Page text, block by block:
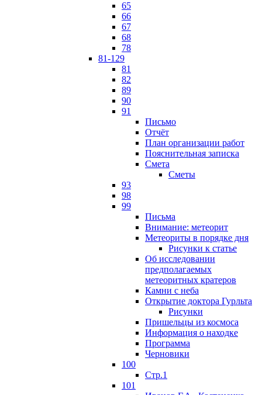
65
66
67
68
78
81-129
81
82
89
90
91
Письмо
Отчёт
План организации работ
Пояснительная записка
Смета
Сметы
93
98
99
Письма
Внимание: метеорит
Метеориты в порядке дня
Рисунки к статье
Об исследовании
предполагаемых
метеоритных кратеров
Камни с неба
Открытие доктора Гурльта
Рисунки
Пришельцы из космоса
Информация о находке
Программа
Черновики
100
Стр.1
101